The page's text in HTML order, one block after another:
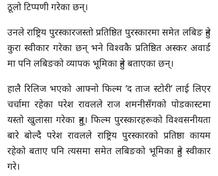
ठूलो टिप्पणी गरेका छन्।
उनले राष्ट्रिय पुरस्कारजस्तो प्रतिष्ठित पुरस्कारमा समेत लबिङ हुने
कुरा स्वीकार गरेका छन् भने विश्वकै प्रतिष्ठित अस्कर अवार्ड
मा पनि लबिङको व्यापक भूमिका हुने बताएका छन्।
हालै रिलिज भएको आफ्नो फिल्म ’द ताज स्टोरी’ लाई लिएर
चर्चामा रहेका परेश रावलले राज शमनीसँगको पोडकास्टमा
यस्तो खुलासा गरेका हुन्। फिल्म पुरस्कारहरूको विश्वसनीयता
बारे बोल्दै परेश रावलले राष्ट्रिय पुरस्कारको प्रतिष्ठा कायम
रहेको बताए पनि त्यसमा समेत लबिङको भूमिका हुने स्वीकार
गरे।